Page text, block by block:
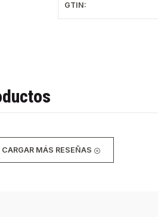
GTIN:
CARGAR MÁS RESEÑAS